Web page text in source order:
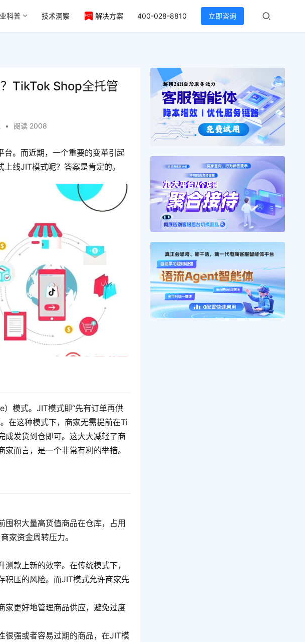
科普 技术洞察 解决方案 400-028-8810 立即咨询
TikTok Shop全托管
• 阅读 2008
。而近期，一个重要的变革引起
线JIT模式呢？答案是肯定的。
模式。JIT模式即“先有订单再供
在这种模式下，商家无需提前在Ti
成发货到仓即可。这大大减轻了商
而言，是一个非常有利的举措。
囤积大量高货值商品在仓库，占用
家资金周转压力。
款上新的效率。在传统模式下，
积压的风险。而JIT模式允许商家先
家更好地管理商品供应，避免过度
很强或者容易过期的商品，在JIT模